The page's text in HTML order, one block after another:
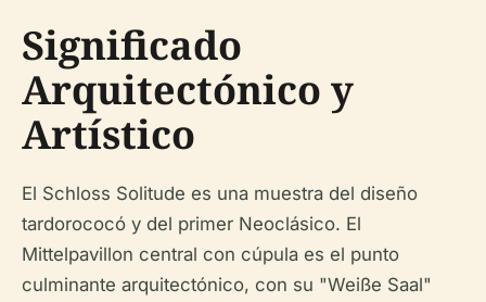
Significado
Arquitectónico y
Artístico
El Schloss Solitude es una muestra del diseño
tardorococó y del primer Neoclásico. El
Mittelpavillon central con cúpula es el punto
culminante arquitectónico, con su "Weiße Saal"